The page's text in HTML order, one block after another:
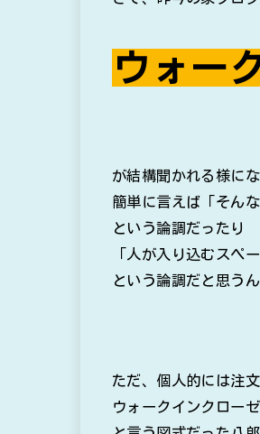
ウォー
が結構聞かれる様に
簡単に言えば「そん
という論調だったり
「人が入り込むスペ
という論調だと思うん
ただ、個人的には注
ウォークインクローゼ